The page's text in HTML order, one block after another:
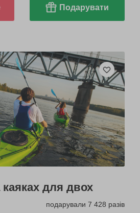
Подарувати
для двох
подарували 7 428 разів